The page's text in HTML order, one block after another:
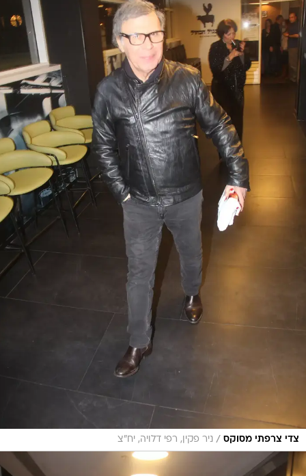
צדי צרפתי מסוקס / ניר פקין, רפי דלויה, יח"צ